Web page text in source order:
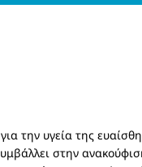
την υγεία της
στην